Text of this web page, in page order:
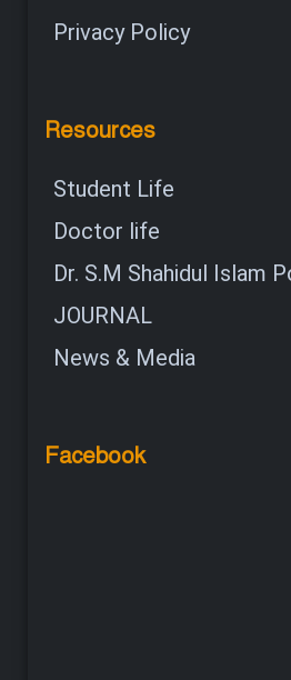
Privacy Policy
Resources
Student Life
Doctor life
Dr. S.M Shahidul Islam
JOURNAL
News & Media
Facebook